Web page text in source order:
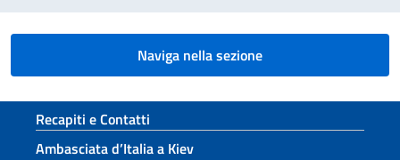
Naviga nella sezione
Sezione footer
Recapiti e Contatti
Ambasciata d’Italia a Kiev